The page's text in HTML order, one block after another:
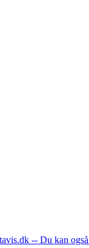
-- Du kan